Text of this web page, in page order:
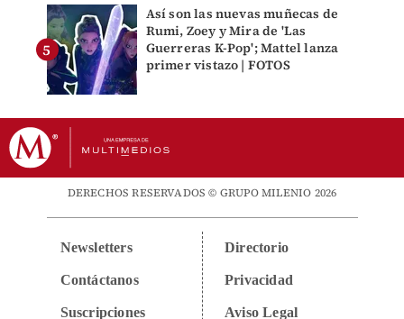
Así son las nuevas muñecas de
Rumi, Zoey y Mira de 'Las
Guerreras K-Pop'; Mattel lanza
primer vistazo | FOTOS
DERECHOS RESERVADOS © GRUPO MILENIO 2026
Newsletters
Contáctanos
Suscripciones
Directorio
Privacidad
Aviso Legal